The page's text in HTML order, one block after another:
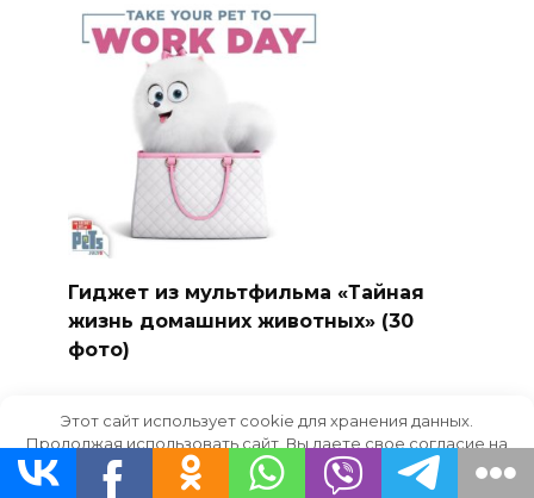
Гиджет из мультфильма «Тайная
жизнь домашних животных» (30
фото)
Этот сайт использует cookie для хранения данных.
Продолжая использовать сайт, Вы даете свое согласие на
работу с этими файлами.
OK